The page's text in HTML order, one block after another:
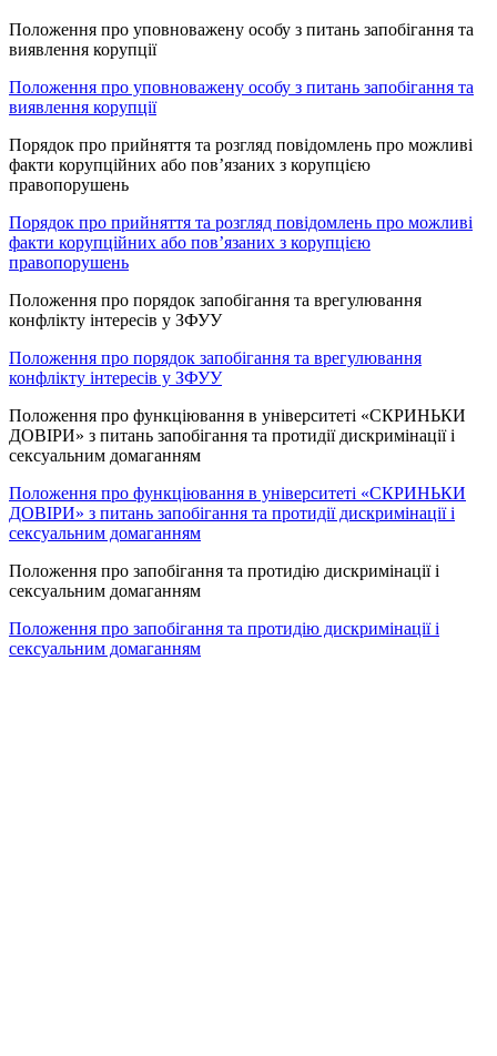
Положення про уповноважену особу з питань запобігання та
виявлення корупції
Положення про уповноважену особу з питань запобігання та
виявлення корупції
Порядок про прийняття та розгляд повідомлень про можливі
факти корупційних або пов’язаних з корупцією
правопорушень
Порядок про прийняття та розгляд повідомлень про можливі
факти корупційних або пов’язаних з корупцією
правопорушень
Положення про порядок запобігання та врегулювання
конфлікту інтересів у ЗФУУ
Положення про порядок запобігання та врегулювання
конфлікту інтересів у ЗФУУ
Положення про функціювання в університеті «СКРИНЬКИ
ДОВІРИ» з питань запобігання та протидії дискримінації і
сексуальним домаганням
Положення про функціювання в університеті «СКРИНЬКИ
ДОВІРИ» з питань запобігання та протидії дискримінації і
сексуальним домаганням
Положення про запобігання та протидію дискримінації і
сексуальним домаганням
Положення про запобігання та протидію дискримінації і
сексуальним домаганням